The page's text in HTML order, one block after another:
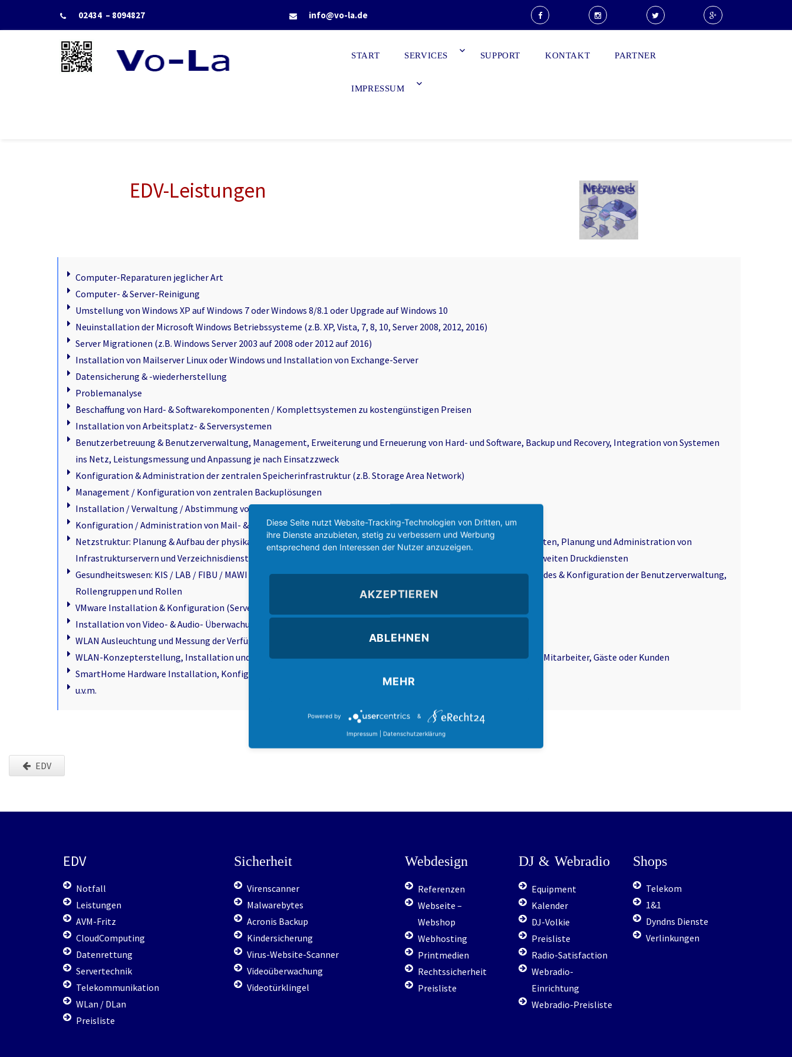
02434 – 8094827 info@vo-la.de
START SERVICES SUPPORT KONTAKT PARTNER
IMPRESSUM
EDV-Leistungen
Computer-Reparaturen jeglicher Art
Computer- & Server-Reinigung
Umstellung von Windows XP auf Windows 7 oder Windows 8/8.1 oder Upgrade auf Windows 10
Neuinstallation der Microsoft Windows Betriebssysteme (z.B. XP, Vista, 7, 8, 10, Server 2008, 2012, 2016)
Server Migrationen (z.B. Windows Server 2003 auf 2008 oder 2012 auf 2016)
Installation von Mailserver Linux oder Windows und Installation von Exchange-Server
Datensicherung & -wiederherstellung
Problemanalyse
Beschaffung von Hard- & Softwarekomponenten / Komplettsystemen zu kostengünstigen Preisen
Installation von Arbeitsplatz- & Serversystemen
Benutzerbetreuung & Benutzerverwaltung, Management, Erweiterung und Erneuerung von Hard- und Software, Backup und Recovery, Integration von Systemen
ins Netz, Leistungsmessung und Anpassung je nach Einsatzzweck
Konfiguration & Administration der zentralen Speicherinfrastruktur (z.B. Storage Area Network)
Management / Konfiguration von zentralen Backuplösungen
Installation / Verwaltung / Abstimmung von relationalen Datenbanken
Konfiguration / Administration von Mail- & Groupwaresystemen / Webserver
Netzstruktur: Planung & Aufbau der physikalischen Struktur, Überwachung & Konfiguration der Netzwerkkomponenten, Planung und Administration von
Infrastrukturservern und Verzeichnisdiensten (z.B. DNS, DHCP, LDAP), Planung & Administration von unternehmensweiten Druckdiensten
Gesundheitswesen: KIS / LAB / FIBU / MAWI / Med7 / Medistar – Ambulanz Software > Installation von Updates, Upgrades & Konfiguration der Benutzerverwaltung,
Rollengruppen und Rollen
VMware Installation & Konfiguration (Server & Workstation)
Installation von Video- & Audio- Überwachungssystemen (Innen- & Aussenbereiche)
WLAN Ausleuchtung und Messung der Verfügbarkeit (Innen- & Aussenbereiche)
WLAN-Konzepterstellung, Installation und Konfiguration der gesamten Hardware inkl. Errichtung der Hotspots für Mitarbeiter, Gäste oder Kunden
SmartHome Hardware Installation, Konfiguration & Integration
u.v.m.
EDV
EDV
Notfall
Leistungen
AVM-Fritz
CloudComputing
Datenrettung
Servertechnik
Telekommunikation
WLan / DLan
Preisliste
Sicherheit
Virenscanner
Malwarebytes
Acronis Backup
Kindersicherung
Virus-Website-Scanner
Videoüberwachung
Videotürklingel
Webdesign
Referenzen
Webseite –
Webshop
Webhosting
Printmedien
Rechtssicherheit
Preisliste
DJ & Webradio
Equipment
Kalender
DJ-Volkie
Preisliste
Radio-Satisfaction
Webradio-
Einrichtung
Webradio-Preisliste
Shops
Telekom
1&1
Dyndns Dienste
Verlinkungen
Diese Seite nutzt Website-Tracking-Technologien von Dritten, um
ihre Dienste anzubieten, stetig zu verbessern und Werbung
entsprechend den Interessen der Nutzer anzuzeigen.
AKZEPTIEREN
ABLEHNEN
MEHR
Powered by &
Impressum Datenschutzerklärung